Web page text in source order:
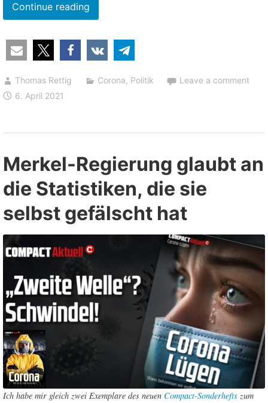
Continue reading
Reitschuster:
Wiener
Verwaltungsgericht
Thomas Rettig Corona, Politik
Leave a comment
6. April 2021
Merkel-Regierung glaubt an
die Statistiken, die sie
selbst gefälscht hat
Ich habe mir gleich zwei Exemplare des neuen Compact-Sonderhefts zum